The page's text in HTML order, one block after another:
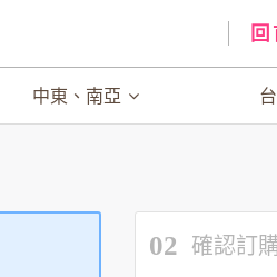
中東、南亞
02 確認訂